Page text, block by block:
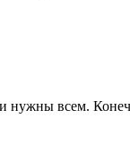
нужны всем.